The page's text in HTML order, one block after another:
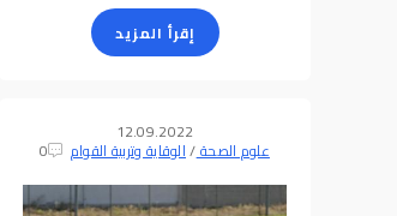
إقرأ المزيد
12.09.2022
علوم الصحة/الوقاية وتربية القوام 0